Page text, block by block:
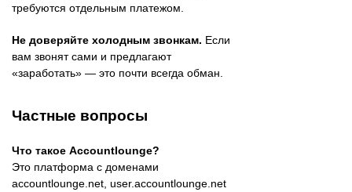
требуются отдельным платежом.
Не доверяйте холодным звонкам. Если
вам звонят сами и предлагают
«заработать» — это почти всегда обман.
Частные вопросы
Что такое Accountlounge?
Это платформа с доменами
accountlounge.net, user.accountlounge.net